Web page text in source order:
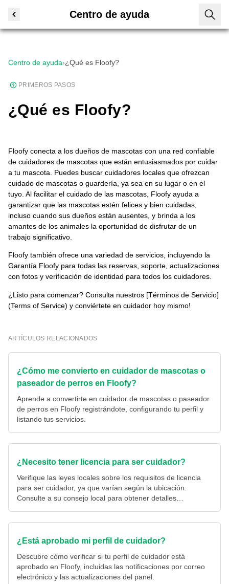
Centro de ayuda
Centro de ayuda›¿Qué es Floofy?
PRIMEROS PASOS
¿Qué es Floofy?
Floofy conecta a los dueños de mascotas con una red confiable
de cuidadores de mascotas que están entusiasmados por cuidar
a tu mascota. Puedes buscar cuidadores locales que ofrezcan
cuidado de mascotas o guardería, ya sea en su lugar o en el
tuyo. Al facilitar el cuidado de las mascotas, Floofy ayuda a
garantizar que las mascotas estén felices y bien cuidadas,
incluso cuando sus dueños están ausentes, y brinda a los
amantes de los animales la oportunidad de disfrutar de un
trabajo significativo.
Floofy también ofrece una variedad de servicios, incluyendo la
Garantía Floofy para todas las reservas, soporte, actualizaciones
con fotos y verificación de identidad para todos los cuidadores.
¿Listo para comenzar? Consulta nuestros [Términos de Servicio]
(Terms of Service) y conviértete en cuidador hoy mismo!
ARTÍCULOS RELACIONADOS
¿Cómo me convierto en cuidador de mascotas o
paseador de perros en Floofy?
Aprende a convertirte en cuidador de mascotas o paseador
de perros en Floofy registrándote, configurando tu perfil y
listando tus servicios.
¿Necesito tener licencia para ser cuidador?
Verifique las leyes locales sobre los requisitos de licencia
para ser cuidador, ya que varían según la ubicación.
Consulte a su consejo local para obtener detalles
¿Está aprobado mi perfil de cuidador?
Descubre cómo verificar si tu perfil de cuidador está
aprobado en Floofy, incluidas las notificaciones por correo
electrónico y las actualizaciones del panel.